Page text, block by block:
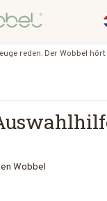
reden. Der Wobbel hört
Wobbel